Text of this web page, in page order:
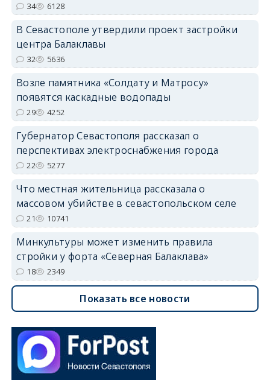
34 6128
В Севастополе утвердили проект застройки
центра Балаклавы
32 5636
Возле памятника «Солдату и Матросу»
появятся каскадные водопады
29 4252
Губернатор Севастополя рассказал о
перспективах электроснабжения города
22 5277
Что местная жительница рассказала о
массовом убийстве в севастопольском селе
21 10741
Минкультуры может изменить правила
стройки у форта «Северная Балаклава»
18 2349
Показать все новости